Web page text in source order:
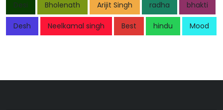
Desi Bholenath Arijit Singh radha bhakti
Desh Neelkamal singh Best hindu Mood